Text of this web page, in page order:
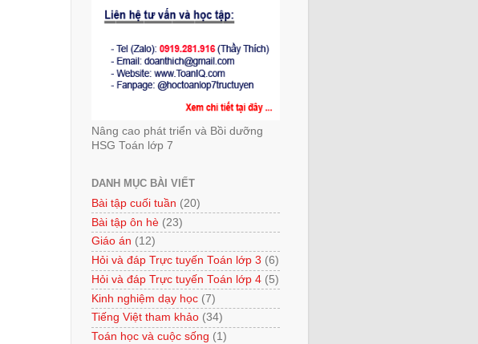
Nâng cao phát triển và Bồi dưỡng
HSG Toán lớp 7
DANH MỤC BÀI VIẾT
Bài tập cuối tuần (20)
Bài tập ôn hè (23)
Giáo án (12)
Hỏi và đáp Trực tuyến Toán lớp 3 (6)
Hỏi và đáp Trực tuyến Toán lớp 4 (5)
Kinh nghiệm dạy học (7)
Tiếng Việt tham khảo (34)
Toán học và cuộc sống (1)